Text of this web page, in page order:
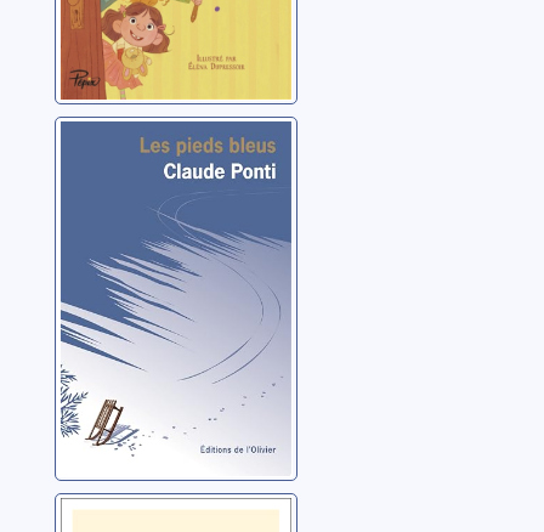
Les pieds bleus
Ponti, Claude
Ils ont volé ma